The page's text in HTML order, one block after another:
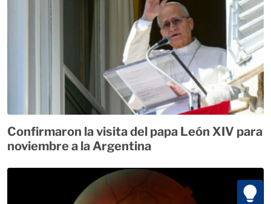
Confirmaron la visita del papa León XIV para
noviembre a la Argentina